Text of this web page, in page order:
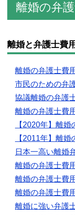
離婚の弁
離婚と弁護士費用
離婚の弁護士費
市民のための弁
協議離婚の弁護
離婚の弁護士費
【2020年】離
【2011年】離
日本一高い離婚
離婚の弁護士費
離婚の弁護士費
離婚の弁護士費
離婚に強い弁護